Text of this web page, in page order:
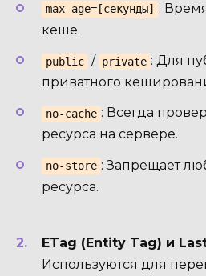
max-age=[секунды]
:
кеше.
public / private : Для
приватного
no-cache : Всегда
ресурса на сервере.
no-store : Запрещает
ресурса.
ETag (Entity Tag) и
Используются для